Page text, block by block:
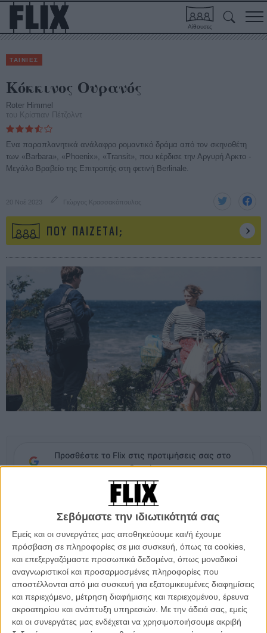
Σεβόμαστε την ιδιωτικότητά σας
Εμείς και οι συνεργάτες μας αποθηκεύουμε και/ή έχουμε
πρόσβαση σε πληροφορίες σε μια συσκευή, όπως τα cookies,
και επεξεργαζόμαστε προσωπικά δεδομένα, όπως μοναδικοί
αναγνωριστικοί και προσαρμοσμένες πληροφορίες που
αποστέλλονται από μια συσκευή για εξατομικευμένες διαφημίσεις
και περιεχόμενο, μέτρηση διαφήμισης και περιεχομένου, έρευνα
ακροατηρίου και ανάπτυξη υπηρεσιών. Με την άδειά σας, εμείς
και οι συνεργάτες μας ενδέχεται να χρησιμοποιήσουμε ακριβή
Αίθουσες
ΤΑΙΝΙΕΣ
Κόκκινος Ουρανός
Roter Himmel
του Κρίστιαν Πέτζολντ
Ενα παραπλανητικά ανάλαφρο ρομαντικό δράμα από τον σκηνοθέτη
των «Barbara», «Phoenix», «Transit», που κέρδισε την Αργυρή Αρκτο -
Μεγάλο Βραβείο της Επιτροπής στη φετινή Berlinale.
20 Νοέ 2023 Γιώργος Κρασσακόπουλος
ΠΟΥ ΠΑΙΖΕΤΑΙ;
Προσθέστε το Flix στις προτιμήσεις σας στο
Google
Οπως τα κάρβουνα που είναι κρυμμένα κάτω από στρώματα
στάχτης, νιώθεις ότι υπάρχουν πολλές δυνάμεις που περιμένουν να
εκτονωθούν, από την πρώτη κιόλας σεκάνς της ταινίας όταν το
αμάξι του Λέον και του Φέλιξ χαλάει καθοδόν προς το εξοχικό του
δεύτερου όπου σκοπεύουν να περάσουν το καλοκαίρι. Οταν τελικά
θα φτάσουν εκεί, θα ανακαλύψουν ότι η μητέρα του Φέλιξ έχει ήδη
επιτρέψει στην κόρη μιας φίλης της να μείνει εκεί και οι τρεις τους θα
αναγκαστούν να συγκατοικήσουν για τις επόμενες εβδομάδες.
Από την αρχή αντιλαμβάνεσαι ότι ο τρόπος που βλέπουν την ζωή οι
δυο φίλοι είναι εντελώς διαφορετικός. Ο Φέλιξ ο οποίος θέλει να